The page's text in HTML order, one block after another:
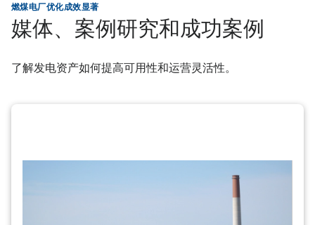
燃煤电厂优化成效显著
媒体、案例研究和成功案例
了解发电资产如何提高可用性和运营灵活性。